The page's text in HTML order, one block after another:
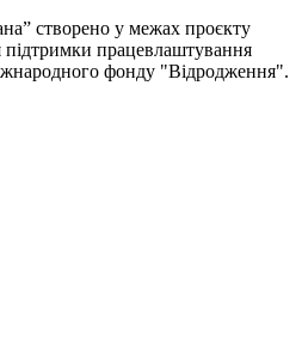
створено у межах проєкту
підтримки працевлаштування
фонду "Відродження".